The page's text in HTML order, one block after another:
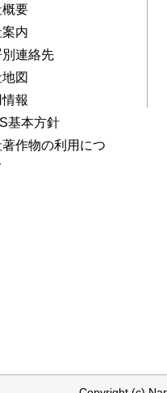
要
内
連絡先
図
報
基本方針
作物の利用につ